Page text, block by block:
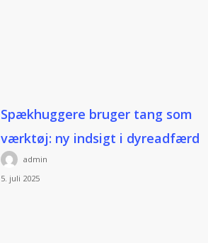
Spækhuggere
tang
som
værktøj:
Spækhuggere bruger tang som
værktøj: ny indsigt i dyreadfærd
admin
5. juli 2025